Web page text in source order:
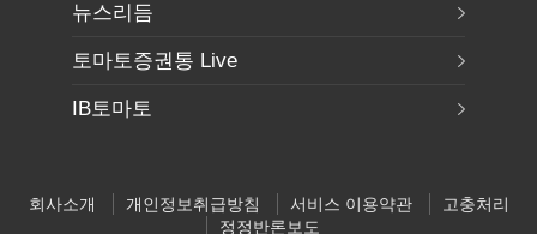
뉴스리듬
토마토증권통 Live
IB토마토
회사소개 개인정보취급방침 서비스 이용약관
고충처리
정정반론보도